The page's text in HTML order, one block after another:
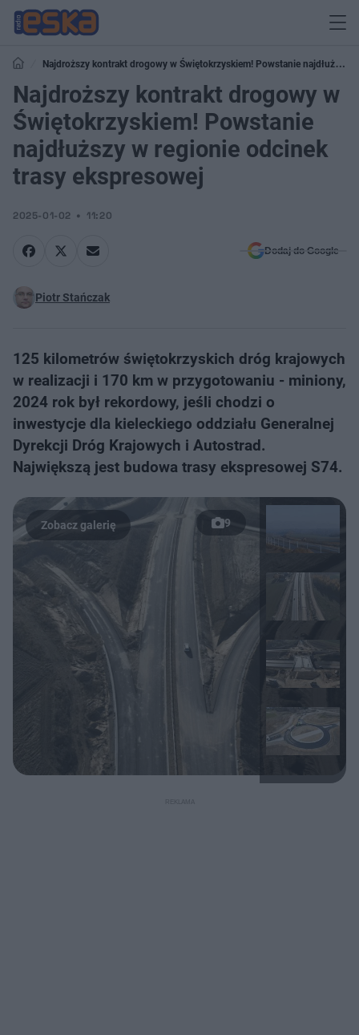
Najdroższy kontrakt drogowy w Świętokrzyskiem! Powstanie najdłuższy
w regionie odcinek trasy ekspresowej
Najdroższy kontrakt drogowy w
Świętokrzyskiem! Powstanie
najdłuższy w regionie odcinek
trasy ekspresowej
2025-01-02 11:20
Dodaj do Google
Piotr Stańczak
125 kilometrów świętokrzyskich dróg krajowych
w realizacji i 170 km w przygotowaniu - miniony,
2024 rok był rekordowy, jeśli chodzi o
inwestycje dla kieleckiego oddziału Generalnej
Dyrekcji Dróg Krajowych i Autostrad.
Największą jest budowa trasy ekspresowej S74.
9